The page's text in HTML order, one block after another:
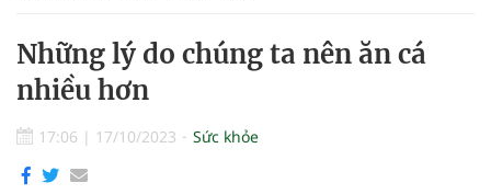
Những lý do chúng ta nên ăn cá
nhiều hơn
17:06 | 17/10/2023 Sức khỏe